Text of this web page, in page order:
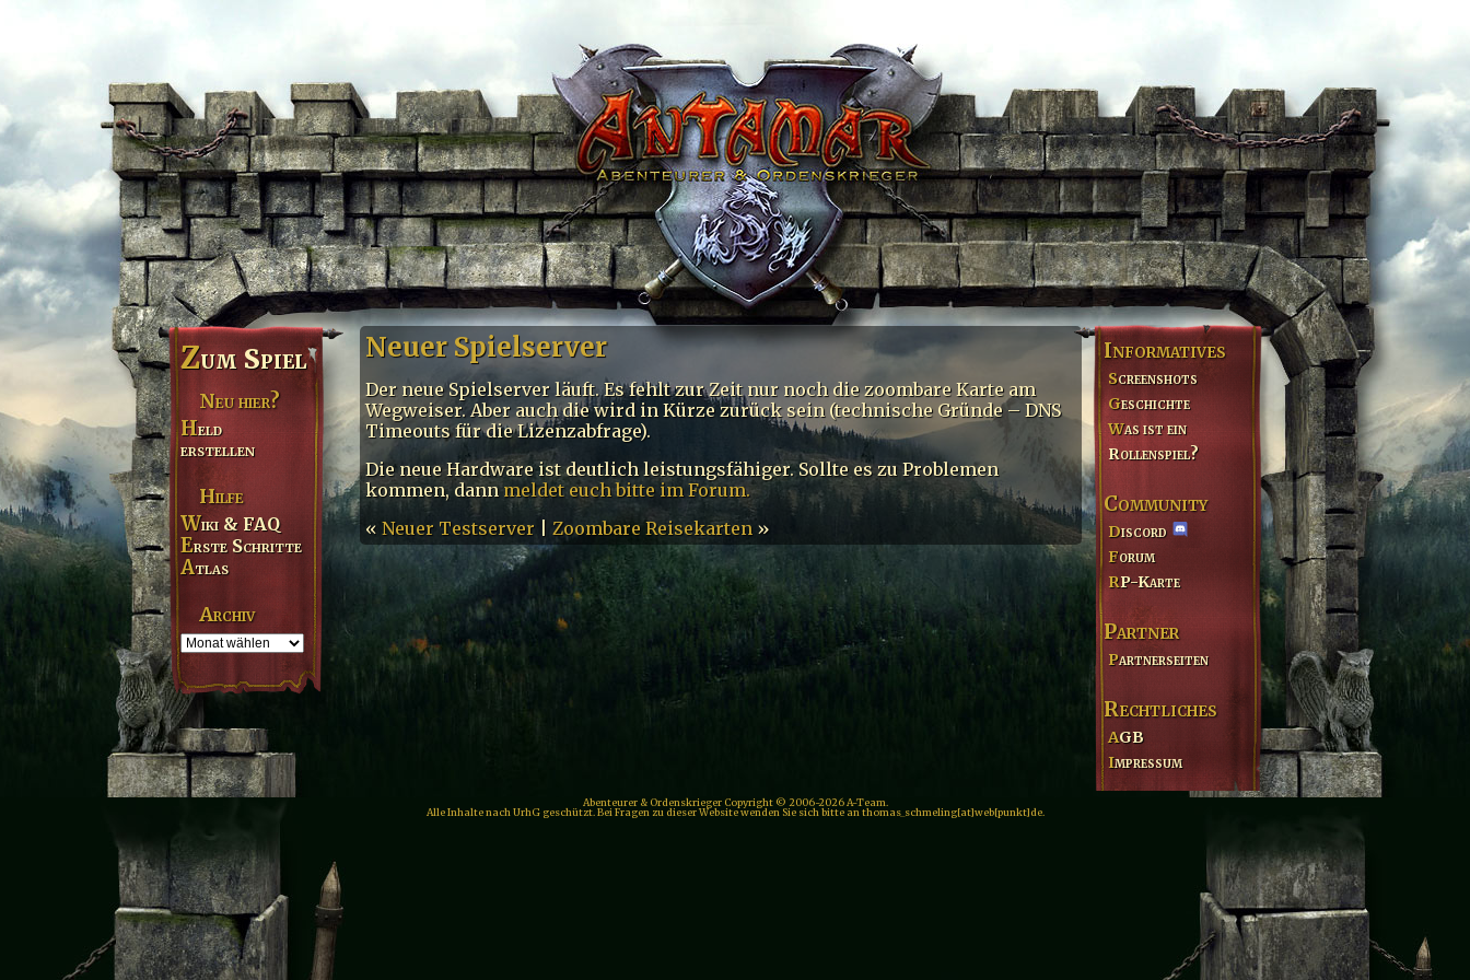
Zum Spiel
Neu hier?
Held
erstellen
Hilfe
Wiki & FAQ
Erste Schritte
Atlas
Archiv
Neuer Spielserver
Der neue Spielserver läuft. Es fehlt zur Zeit nur noch die zoombare Karte am
Wegweiser. Aber auch die wird in Kürze zurück sein (technische Gründe – DNS
Timeouts für die Lizenzabfrage).
Die neue Hardware ist deutlich leistungsfähiger. Sollte es zu Problemen
kommen, dannmeldet euch bitte im Forum.
« Neuer Testserver Zoombare Reisekarten »
Informatives
Screenshots
Geschichte
Was ist ein
Rollenspiel?
Community
Discord
Forum
RP-Karte
Partner
Partnerseiten
Rechtliches
AGB
Impressum
Abenteurer & Ordenskrieger Copyright © 2006-2026 A-Team.
Alle Inhalte nach UrhG geschützt. Bei Fragen zu dieser Website wenden Sie sich bitte an thomas_schmeling[at]web[punkt]de.